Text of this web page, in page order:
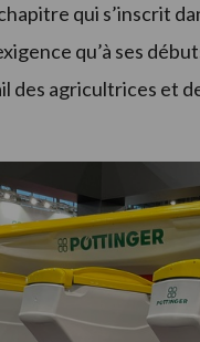
qui s’inscrit
qu’à ses
des agricultrices et